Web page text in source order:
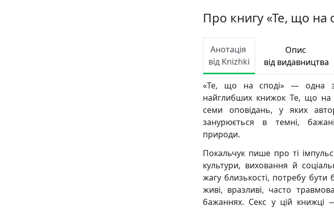
Про книгу «Те, що на
Анотація
від Knizhki
Опис
від видавництва
«Те, що на споді» — одна з
найглибших книжок Те, що на
семи оповідань, у яких
занурюється в темні,
природи.
Покальчук пише про ті
культури, виховання й
жагу близькості, потребу
живі, вразливі, часто
бажаннях. Секс у цій книжці